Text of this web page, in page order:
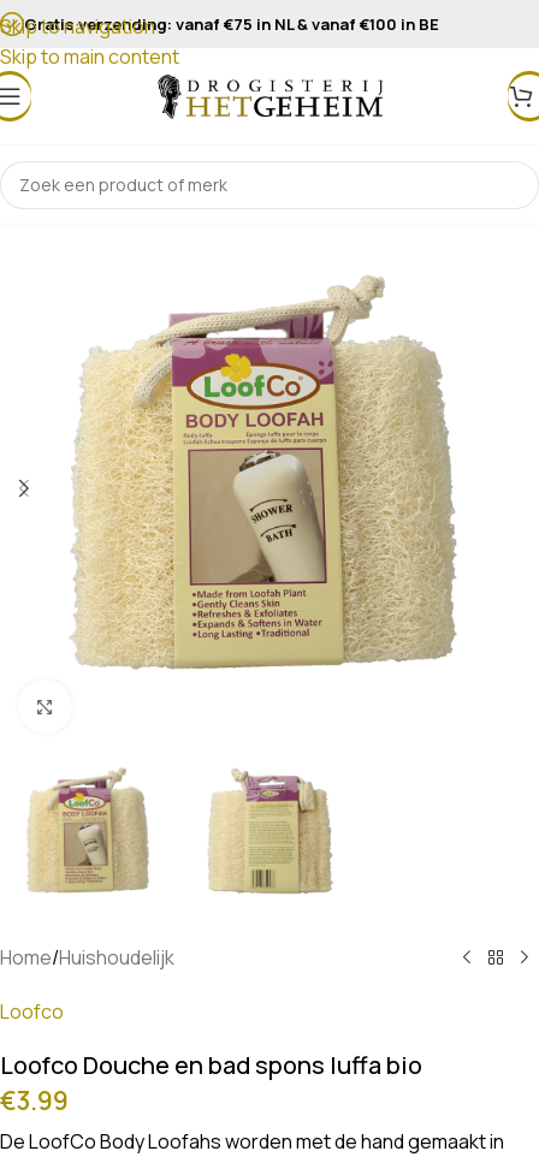
Skip to navigation
Skip to main content
Gratis verzending: vanaf €75 in NL & vanaf €100 in BE
Home/Huishoudelijk
Loofco
Loofco Douche en bad spons luffa bio
€3.99
De LoofCo Body Loofahs worden met de hand gemaakt in